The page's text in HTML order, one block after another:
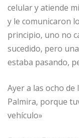
celular y atiende
y le comunicaron
principio, uno no
sucedido, pero
estaba pasando,
Ayer a las ocho
Palmira, porque
vehículo»